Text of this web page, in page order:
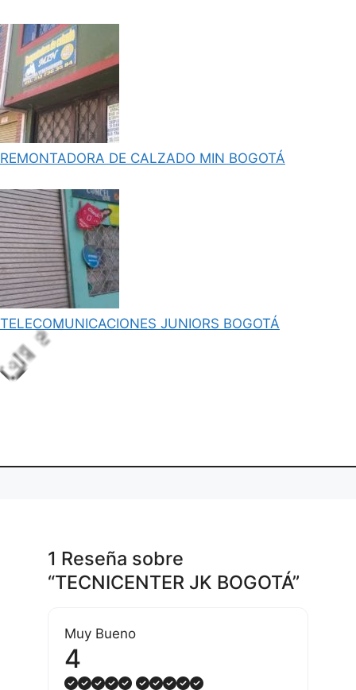
REMONTADORA DE CALZADO MIN BOGOTÁ
TELECOMUNICACIONES JUNIORS BOGOTÁ
L
o
d
i
g
.
1 Reseña sobre
“TECNICENTER JK BOGOTÁ”
Muy Bueno
4